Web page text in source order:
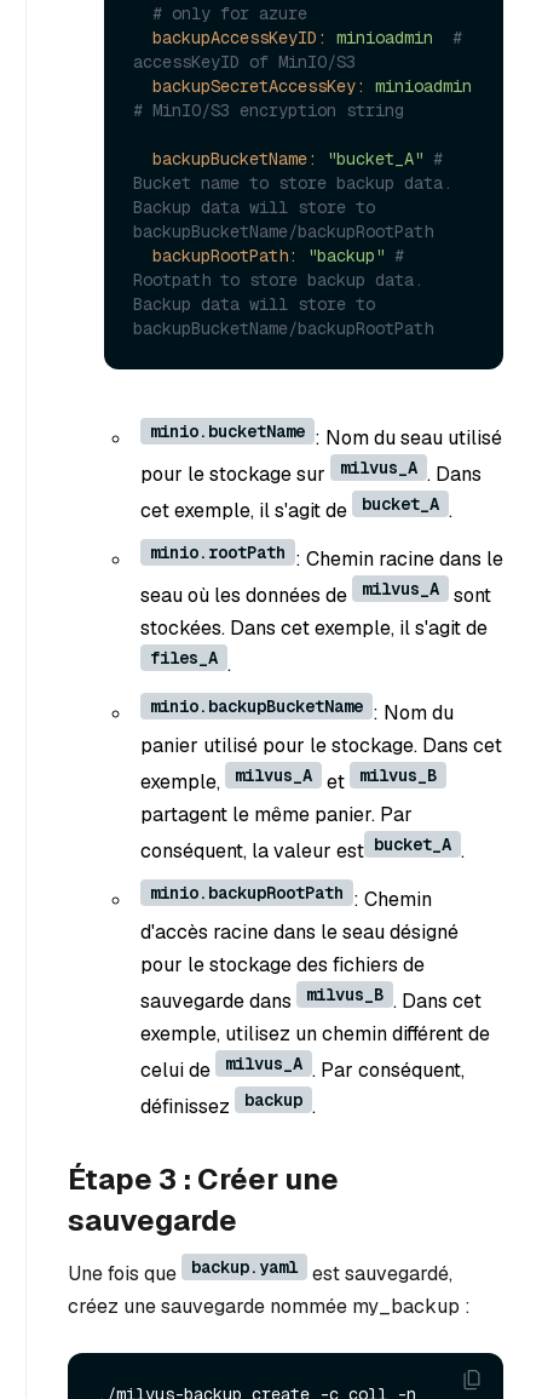
# only for azure
backupAccessKeyID:
minioadmin
#
accessKeyID of MinIO/S3
backupSecretAccessKey:
minioadmin
# MinIO/S3 encryption string
backupBucketName: "bucket_A" #
Bucket name to store backup data.
Backup data will store to
backupBucketName/backupRootPath
backupRootPath:
"backup" #
Rootpath to store backup data.
Backup data will store to
backupBucketName/backupRootPath
minio.bucketName : Nom du seau utilisé
pour le stockage sur
milvus_A . Dans
cet exemple, il s'agit de
bucket_A .
minio.rootPath : Chemin racine dans le
seau où les données de
milvus_A
sont
stockées. Dans cet exemple, il s'agit de
files_A .
minio.backupBucketName : Nom du
panier utilisé pour le stockage. Dans cet
exemple,
milvus_A et milvus_B
partagent le même panier. Par
conséquent, la valeur est bucket_A .
minio.backupRootPath : Chemin
d'accès racine dans le seau désigné
pour le stockage des fichiers de
sauvegarde dans
milvus_B . Dans cet
exemple, utilisez un chemin différent de
celui de
milvus_A . Par conséquent,
définissez
backup .
Étape 3 : Créer une
sauvegarde
Une fois que backup.yaml
est sauvegardé,
créez une sauvegarde nommée my_backup :
./milvus-backup create -c coll -n